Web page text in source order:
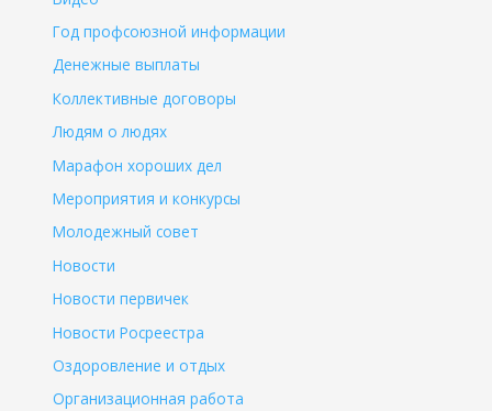
Год профсоюзной информации
Денежные выплаты
Коллективные договоры
Людям о людях
Марафон хороших дел
Мероприятия и конкурсы
Молодежный совет
Новости
Новости первичек
Новости Росреестра
Оздоровление и отдых
Организационная работа